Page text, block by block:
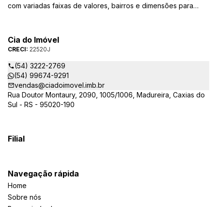
com variadas faixas de valores, bairros e dimensões para
estarão sempre prontos para responder-lhe todas as suas
dúvidas sobre casas, apartamentos, terrenos, salas comerciais
e outros produtos imobiliários.
Cia do Imóvel
CRECI: 22520J
(54) 3222-2769
(54) 99674-9291
vendas@ciadoimovel.imb.br
Rua Doutor Montaury, 2090, 1005/1006, Madureira, Caxias do
Sul - RS - 95020-190
Filial
Navegação rápida
Home
Sobre nós